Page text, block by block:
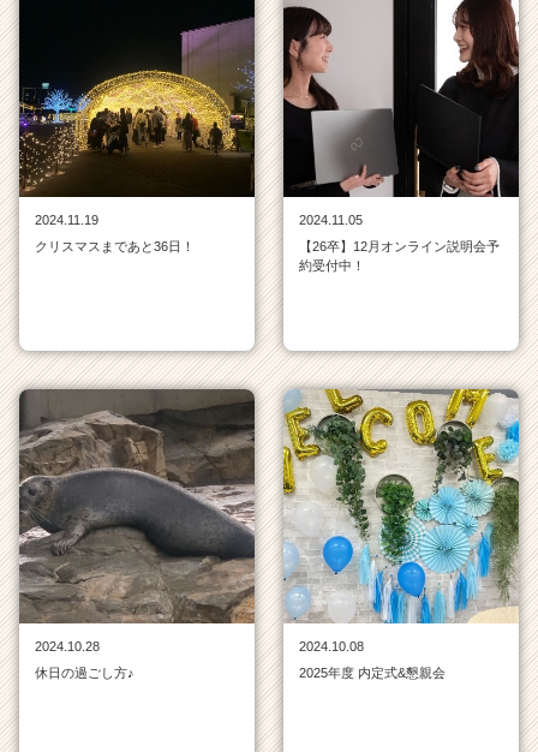
2024.11.19
クリスマスまであと36日！
2024.11.05
【26卒】12月オンライン説明会予
約受付中！
2024.10.28
休日の過ごし方♪
2024.10.08
2025年度 内定式&懇親会